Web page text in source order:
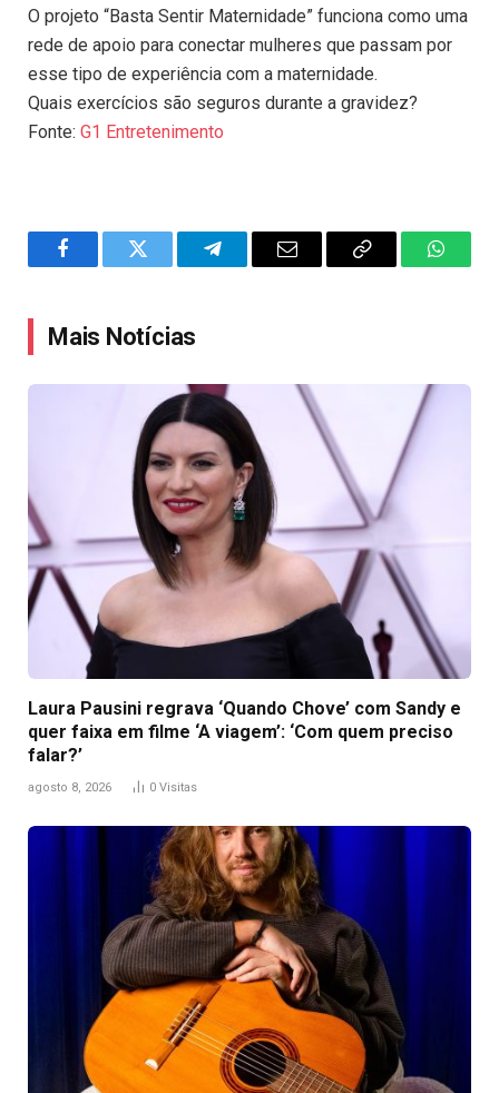
O projeto “Basta Sentir Maternidade” funciona como uma
rede de apoio para conectar mulheres que passam por
esse tipo de experiência com a maternidade.
Quais exercícios são seguros durante a gravidez?
Fonte: G1 Entretenimento
FacebookTwitter TelegramEmail
Copy
Mais Notícias
Laura Pausini regrava ‘Quando Chove’ com Sandy e
quer faixa em filme ‘A viagem’: ‘Com quem preciso
falar?’
agosto 8, 2026 0 Visitas